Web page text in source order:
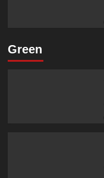
Green